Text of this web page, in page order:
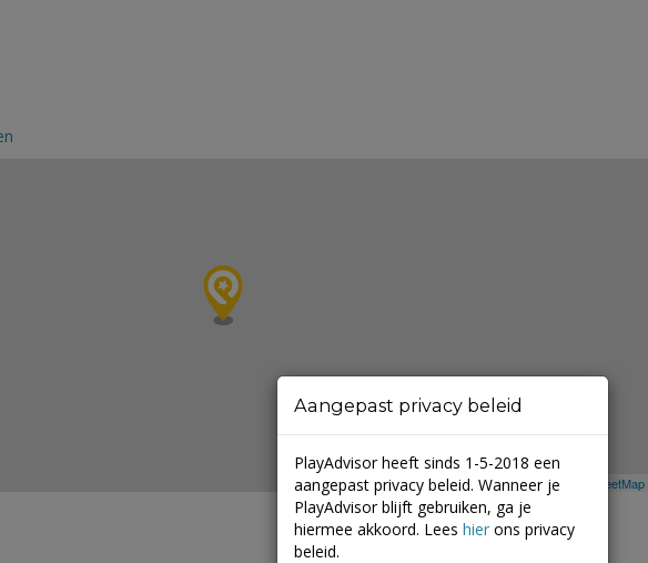
Leaflet | ©Mapbox © OpenStreetMap
Aangepast privacy beleid
PlayAdvisor heeft sinds 1-5-2018 een
aangepast privacy beleid. Wanneer je
PlayAdvisor blijft gebruiken, ga je
hiermee akkoord. Lees hier ons privacy
beleid.